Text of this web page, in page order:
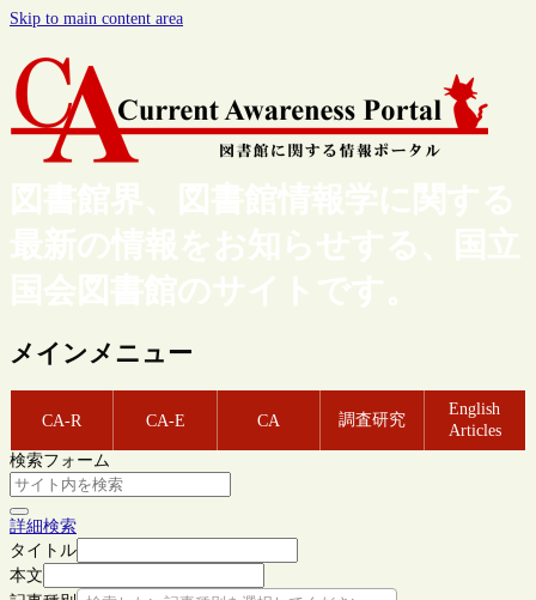
Skip to main content area
図書館界、図書館情報学に関する
最新の情報をお知らせする、国立
国会図書館のサイトです。
メインメニュー
CA-R CA-E CA 調査研究
English
Articles
検索フォーム
詳細検索
タイトル
本文